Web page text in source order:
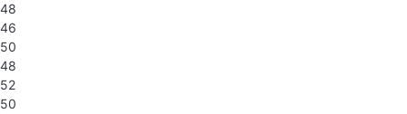
48
46
50
48
52
50